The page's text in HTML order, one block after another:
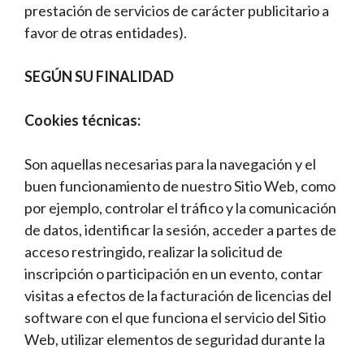
prestación de servicios de carácter publicitario a
favor de otras entidades).
SEGÚN SU FINALIDAD
Cookies técnicas:
Son aquellas necesarias para la navegación y el
buen funcionamiento de nuestro Sitio Web, como
por ejemplo, controlar el tráfico y la comunicación
de datos, identificar la sesión, acceder a partes de
acceso restringido, realizar la solicitud de
inscripción o participación en un evento, contar
visitas a efectos de la facturación de licencias del
software con el que funciona el servicio del Sitio
Web, utilizar elementos de seguridad durante la